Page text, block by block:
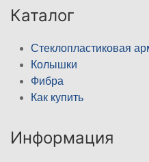
Каталог
Стеклопластиковая
Колышки
Фибра
Как купить
Информация